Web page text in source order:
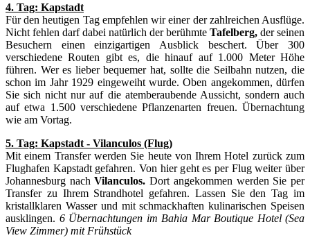
4. Tag: Kapstadt
Für den heutigen Tag empfehlen wir einer der zahlreichen Ausflüge.
Nicht fehlen darf dabei natürlich der berühmte Tafelberg, der seinen
Besuchern einen einzigartigen Ausblick beschert. Über 300
verschiedene Routen gibt es, die hinauf auf 1.000 Meter Höhe
führen. Wer es lieber bequemer hat, sollte die Seilbahn nutzen, die
schon im Jahr 1929 eingeweiht wurde. Oben angekommen, dürfen
Sie sich nicht nur auf die atemberaubende Aussicht, sondern auch
auf etwa 1.500 verschiedene Pflanzenarten freuen. Übernachtung
wie am Vortag.
5. Tag: Kapstadt - Vilanculos (Flug)
Mit einem Transfer werden Sie heute von Ihrem Hotel zurück zum
Flughafen Kapstadt gefahren. Von hier geht es per Flug weiter über
Johannesburg nachVilanculos. Dort angekommen werden Sie per
Transfer zu Ihrem Strandhotel gefahren. Lassen Sie den Tag im
kristallklaren Wasser und mit schmackhaften kulinarischen Speisen
ausklingen. 6 Übernachtungen im Bahia Mar Boutique Hotel (Sea
View Zimmer) mit Frühstück